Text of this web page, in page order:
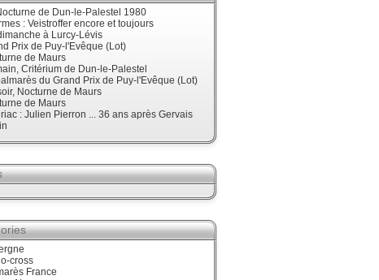
de Dun-le-Palestel 1980
: Veistroffer encore et toujours
à Lurcy-Lévis
Prix de Puy-l'Evêque (Lot)
de Maurs
Critérium de Dun-le-Palestel
du Grand Prix de Puy-l'Evêque (Lot)
Nocturne de Maurs
de Maurs
: Julien Pierron ... 36 ans après Gervais
cross
France